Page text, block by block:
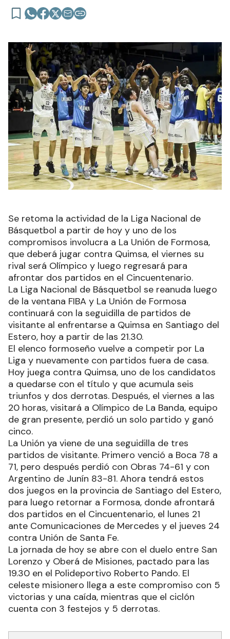
Se retoma la actividad de la Liga Nacional de
Básquetbol a partir de hoy y uno de los
compromisos involucra a La Unión de Formosa,
que deberá jugar contra Quimsa, el viernes su
rival será Olímpico y luego regresará para
afrontar dos partidos en el Cincuentenario.
La Liga Nacional de Básquetbol se reanuda luego
de la ventana FIBA y La Unión de Formosa
continuará con la seguidilla de partidos de
visitante al enfrentarse a Quimsa en Santiago del
Estero, hoy a partir de las 21.30.
El elenco formoseño vuelve a competir por La
Liga y nuevamente con partidos fuera de casa.
Hoy juega contra Quimsa, uno de los candidatos
a quedarse con el título y que acumula seis
triunfos y dos derrotas. Después, el viernes a las
20 horas, visitará a Olímpico de La Banda, equipo
de gran presente, perdió un solo partido y ganó
cinco.
La Unión ya viene de una seguidilla de tres
partidos de visitante. Primero venció a Boca 78 a
71, pero después perdió con Obras 74-61 y con
Argentino de Junín 83-81. Ahora tendrá estos
dos juegos en la provincia de Santiago del Estero,
para luego retornar a Formosa, donde afrontará
dos partidos en el Cincuentenario, el lunes 21
ante Comunicaciones de Mercedes y el jueves 24
contra Unión de Santa Fe.
La jornada de hoy se abre con el duelo entre San
Lorenzo y Oberá de Misiones, pactado para las
19.30 en el Polideportivo Roberto Pando. El
celeste misionero llega a este compromiso con 5
victorias y una caída, mientras que el ciclón
cuenta con 3 festejos y 5 derrotas.